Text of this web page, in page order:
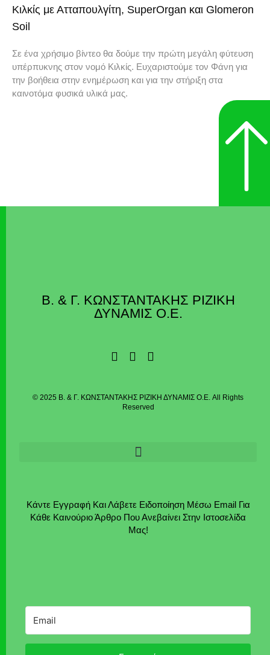
Κιλκίς με Ατταπουλγίτη, SuperOrgan και Glomeron
Soil
Σε ένα χρήσιμο βίντεο θα δούμε την πρώτη μεγάλη φύτευση
υπέρπυκνης στον νομό Κιλκίς. Ευχαριστούμε τον Φάνη για
την βοήθεια στην ενημέρωση και για την στήριξη στα
καινοτόμα φυσικά υλικά μας.
Β. & Γ. ΚΩΝΣΤΑΝΤΑΚΗΣ ΡΙΖΙΚΗ
ΔΥΝΑΜΙΣ Ο.Ε.
© 2025 Β. & Γ. ΚΩΝΣΤΑΝΤΑΚΗΣ ΡΙΖΙΚΗ ΔΥΝΑΜΙΣ Ο.Ε. All Rights
Reserved
Κάντε Εγγραφή Και Λάβετε Ειδοποίηση Μέσω Email Για
Κάθε Καινούριο Άρθρο Που Ανεβαίνει Στην Ιστοσελίδα
Μας!